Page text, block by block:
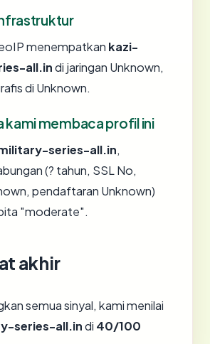
menempatkan kazi-
all.indi jaringan Unknown,
di Unknown.
kami membaca profil ini
series-all.in,
(? tahun, SSL No,
pendaftaran Unknown)
"moderate".
akhir
semua sinyal, kami menilai
series-all.indi 40/100